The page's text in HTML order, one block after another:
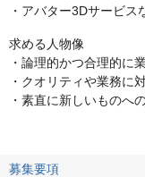
・アバター3Dサービ
求める人物像
・論理的かつ合理的に
・クオリティや業務に
・素直に新しいものへ
募集要項